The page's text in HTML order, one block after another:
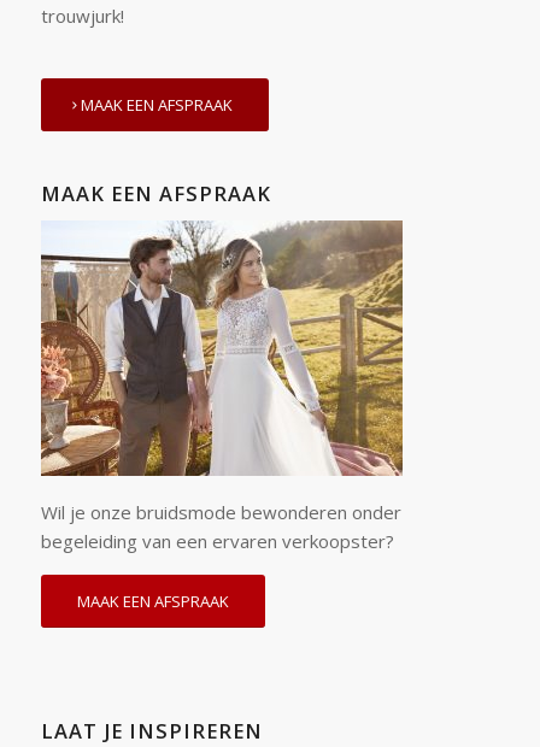
trouwjurk!
MAAK EEN AFSPRAAK
MAAK EEN AFSPRAAK
Wil je onze bruidsmode bewonderen onder
begeleiding van een ervaren verkoopster?
MAAK EEN AFSPRAAK
LAAT JE INSPIREREN